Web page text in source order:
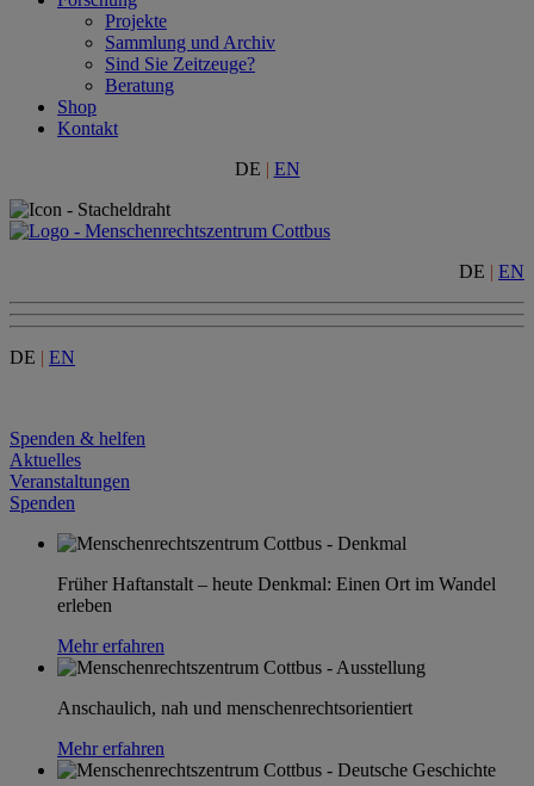
Projekte
Sammlung und Archiv
Sind Sie Zeitzeuge?
Beratung
Shop
Kontakt
DE | EN
DE | EN
DE | EN
Spenden & helfen
Aktuelles
Veranstaltungen
Spenden
Früher Haftanstalt – heute Denkmal: Einen Ort im Wandel
erleben
Mehr erfahren
Anschaulich, nah und menschenrechtsorientiert
Mehr erfahren